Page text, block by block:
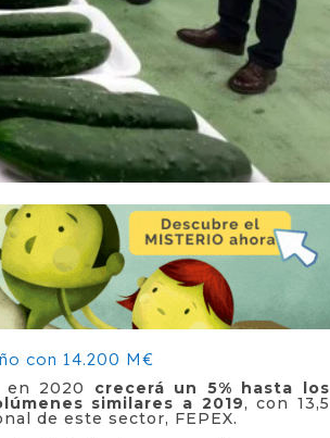
en 2020 crecerá un 5% hasta los
similares a 2019, con 13,5
de este sector, FEPEX.